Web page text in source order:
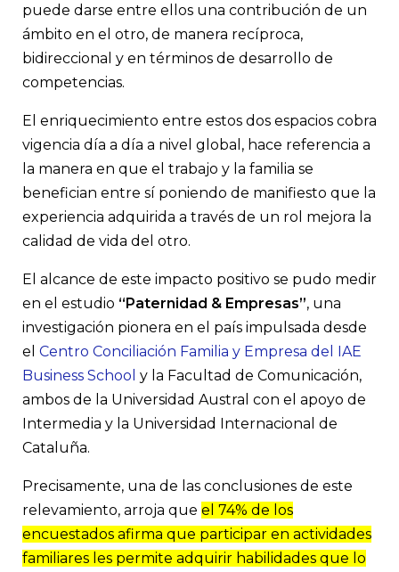
puede darse entre ellos una contribución de un
ámbito en el otro, de manera recíproca,
bidireccional y en términos de desarrollo de
competencias.
El enriquecimiento entre estos dos espacios cobra
vigencia día a día a nivel global, hace referencia a
la manera en que el trabajo y la familia se
benefician entre sí poniendo de manifiesto que la
experiencia adquirida a través de un rol mejora la
calidad de vida del otro.
El alcance de este impacto positivo se pudo medir
en el estudio “Paternidad & Empresas”, una
investigación pionera en el país impulsada desde
el Centro Conciliación Familia y Empresa del IAE
Business School y la Facultad de Comunicación,
ambos de la Universidad Austral con el apoyo de
Intermedia y la Universidad Internacional de
Cataluña.
Precisamente, una de las conclusiones de este
relevamiento, arroja que el 74% de los
encuestados afirma que participar en actividades
familiares les permite adquirir habilidades que lo